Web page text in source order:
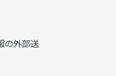
の外部送